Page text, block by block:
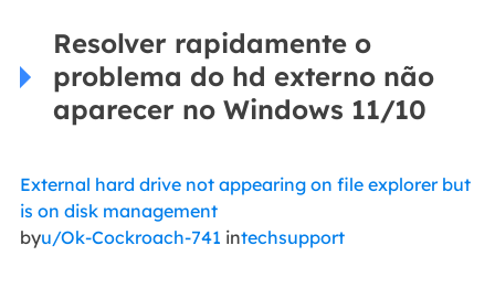
Resolver rapidamente o
problema do hd externo não
aparecer no Windows 11/10
External hard drive not appearing on file explorer but
is on disk management
byu/Ok-Cockroach-741 intechsupport